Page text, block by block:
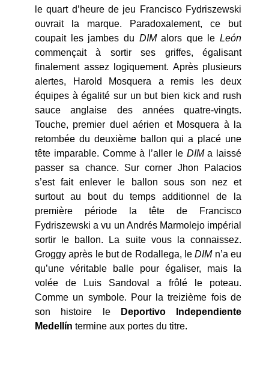
le quart d’heure de jeu Francisco Fydriszewski
ouvrait la marque. Paradoxalement, ce but
coupait les jambes du DIMalors que le León
commençait à sortir ses griffes, égalisant
finalement assez logiquement. Après plusieurs
alertes, Harold Mosquera a remis les deux
équipes à égalité sur un but bien kick and rush
sauce anglaise des années quatre-vingts.
Touche, premier duel aérien et Mosquera à la
retombée du deuxième ballon qui a placé une
tête imparable. Comme à l’aller le DIMa laissé
passer sa chance. Sur corner Jhon Palacios
s’est fait enlever le ballon sous son nez et
surtout au bout du temps additionnel de la
première période la tête de Francisco
Fydriszewski a vu un Andrés Marmolejo impérial
sortir le ballon. La suite vous la connaissez.
Groggy après le but de Rodallega, leDIMn’a eu
qu’une véritable balle pour égaliser, mais la
volée de Luis Sandoval a frôlé le poteau.
Comme un symbole. Pour la treizième fois de
son histoire le
Deportivo Independiente
Medellín termine aux portes du titre.